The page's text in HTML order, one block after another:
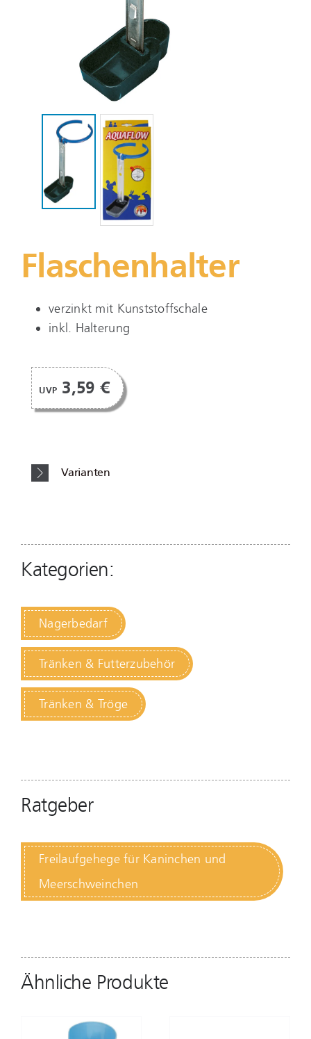
Flaschenhalter
verzinkt mit Kunststoffschale
inkl. Halterung
UVP 3,59 €
Varianten
Kategorien:
Nagerbedarf
Tränken & Futterzubehör
Tränken & Tröge
Ratgeber
Freilaufgehege für Kaninchen und
Meerschweinchen
Ähnliche Produkte